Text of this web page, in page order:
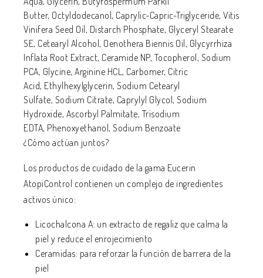
Butter, Octyldodecanol, Caprylic-Capric-Triglyceride, Vitis
Vinifera Seed Oil, Distarch Phosphate, Glyceryl Stearate
SE, Cetearyl Alcohol, Oenothera Biennis Oil, Glycyrrhiza
Inflata Root Extract, Ceramide NP, Tocopherol, Sodium
PCA, Glycine, Arginine HCL, Carbomer, Citric
Acid, Ethylhexylglycerin, Sodium Cetearyl
Sulfate, Sodium Citrate, Caprylyl Glycol, Sodium
Hydroxide, Ascorbyl Palmitate, Trisodium
EDTA, Phenoxyethanol, Sodium Benzoate
¿Cómo actúan juntos?
Los productos de cuidado de la gama Eucerin
AtopiControl contienen un complejo de ingredientes
activos único:
Licochalcona A: un extracto de regaliz que calma la
piel y reduce el enrojecimiento
Ceramidas: para reforzar la función de barrera de la
piel